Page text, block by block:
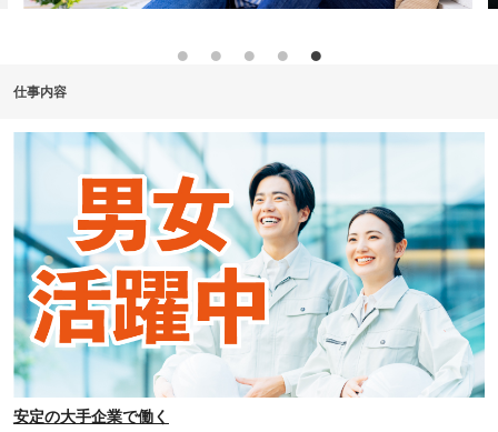
仕事内容
安定の大手企業で働く